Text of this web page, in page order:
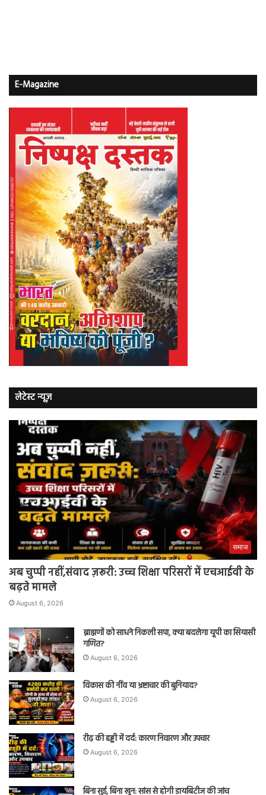
E-Magazine
लेटेस्ट न्यूज़
समाज
अब चुप्पी नहीं,संवाद ज़रूरी: उच्च शिक्षा परिसरों में एचआईवी के
बढ़ते मामले
August 6, 2026
ब्राह्मणों को साधने निकली सपा, क्या बदलेगा यूपी का सियासी
गणित?
August 6, 2026
विकास की नींव या भ्रष्टाचार की बुनियाद?
August 6, 2026
रीढ़ की हड्डी में दर्द: कारण निवारण और उपचार
August 6, 2026
बिना सुई, बिना खून: सांस से होगी डायबिटीज की जांच